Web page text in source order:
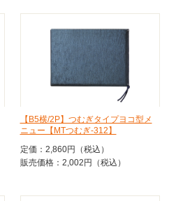
【B5横/2P】つむぎタイプヨコ型メ
ニュー【MTつむぎ-312】
定価：2,860円（税込）
販売価格：2,002円（税込）